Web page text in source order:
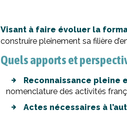
Visant à faire évoluer la
construire pleinement sa filière
Quels apports et
Reconnaissance pleine
nomenclature des activités
Actes nécessaires à